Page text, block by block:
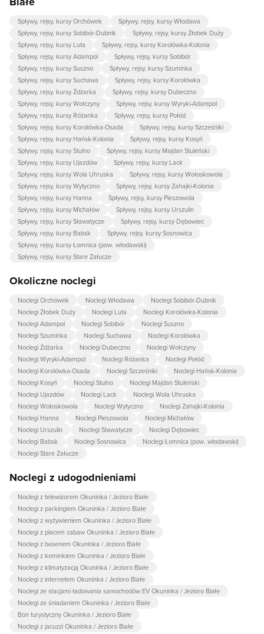
Spływy, rejsy, kursy Orchówek
Spływy, rejsy, kursy Włodawa
Spływy, rejsy, kursy Sobibór-Dubnik
Spływy, rejsy, kursy Żłobek Duży
Spływy, rejsy, kursy Luta
Spływy, rejsy, kursy Korolówka-Kolonia
Spływy, rejsy, kursy Adampol
Spływy, rejsy, kursy Sobibór
Spływy, rejsy, kursy Suszno
Spływy, rejsy, kursy Szuminka
Spływy, rejsy, kursy Suchawa
Spływy, rejsy, kursy Korolówka
Spływy, rejsy, kursy Żdżarka
Spływy, rejsy, kursy Dubeczno
Spływy, rejsy, kursy Wołczyny
Spływy, rejsy, kursy Wyryki-Adampol
Spływy, rejsy, kursy Różanka
Spływy, rejsy, kursy Połód
Spływy, rejsy, kursy Korolówka-Osada
Spływy, rejsy, kursy Szcześniki
Spływy, rejsy, kursy Hańsk-Kolonia
Spływy, rejsy, kursy Kosyń
Spływy, rejsy, kursy Stulno
Spływy, rejsy, kursy Majdan Stuleński
Spływy, rejsy, kursy Ujazdów
Spływy, rejsy, kursy Lack
Spływy, rejsy, kursy Wola Uhruska
Spływy, rejsy, kursy Wołoskowola
Spływy, rejsy, kursy Wytyczno
Spływy, rejsy, kursy Zahajki-Kolonia
Spływy, rejsy, kursy Hanna
Spływy, rejsy, kursy Pieszowola
Spływy, rejsy, kursy Michałów
Spływy, rejsy, kursy Urszulin
Spływy, rejsy, kursy Sławatycze
Spływy, rejsy, kursy Dębowiec
Spływy, rejsy, kursy Babsk
Spływy, rejsy, kursy Sosnowica
Spływy, rejsy, kursy Łomnica (pow. włodawski)
Spływy, rejsy, kursy Stare Załucze
Okoliczne noclegi
Noclegi Orchówek Noclegi Włodawa
Noclegi Sobibór-Dubnik
Noclegi Żłobek Duży
Noclegi Luta
Noclegi Korolówka-Kolonia
Noclegi Adampol
Noclegi Sobibór
Noclegi Suszno
Noclegi Szuminka
Noclegi Suchawa
Noclegi Korolówka
Noclegi Żdżarka
Noclegi Dubeczno
Noclegi Wołczyny
Noclegi Wyryki-Adampol
Noclegi Różanka
Noclegi Połód
Noclegi Korolówka-Osada
Noclegi Szcześniki
Noclegi Hańsk-Kolonia
Noclegi Kosyń
Noclegi Stulno
Noclegi Majdan Stuleński
Noclegi Ujazdów
Noclegi Lack
Noclegi Wola Uhruska
Noclegi Wołoskowola
Noclegi Wytyczno
Noclegi Zahajki-Kolonia
Noclegi Hanna
Noclegi Pieszowola
Noclegi Michałów
Noclegi Urszulin
Noclegi Sławatycze
Noclegi Dębowiec
Noclegi Babsk
Noclegi Sosnowica
Noclegi Łomnica (pow. włodawski)
Noclegi Stare Załucze
Noclegi z udogodnieniami
Noclegi z telewizorem Okuninka / Jezioro Białe
Noclegi z parkingiem Okuninka / Jezioro Białe
Noclegi z wyżywieniem Okuninka / Jezioro Białe
Noclegi z placem zabaw Okuninka / Jezioro Białe
Noclegi z basenem Okuninka / Jezioro Białe
Noclegi z kominkiem Okuninka / Jezioro Białe
Noclegi z klimatyzacją Okuninka / Jezioro Białe
Noclegi z internetem Okuninka / Jezioro Białe
Noclegi ze stacjami ładowania samochodów EV Okuninka / Jezioro Białe
Noclegi ze śniadaniem Okuninka / Jezioro Białe
Bon turystyczny Okuninka / Jezioro Białe
Noclegi z jacuzzi Okuninka / Jezioro Białe